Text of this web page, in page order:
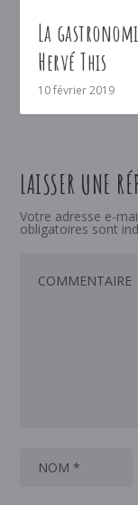
La
Hervé This
10 février 2019
LAISSER UNE
Votre adresse e-
obligatoires sont